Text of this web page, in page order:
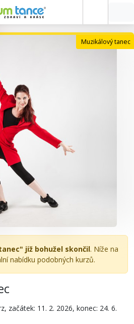
Muzikálový tanec
již bohužel skončil. Níže na
nabídku podobných kurzů.
začátek: 11. 2. 2026, konec: 24. 6.